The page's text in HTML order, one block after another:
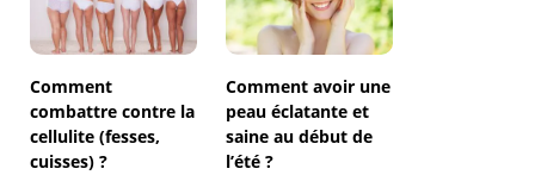
Comment
combattre contre la
cellulite (fesses,
cuisses) ?
Comment avoir une
peau éclatante et
saine au début de
l’été ?